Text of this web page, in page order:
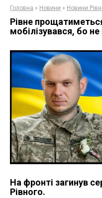
Головна » Новини » Новини
Рівне
мобілізувався, бо
На фронті загинув
Рівного.